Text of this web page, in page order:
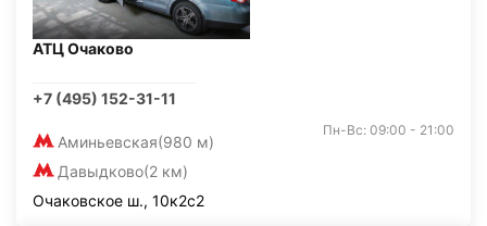
АТЦ Очаково
+7 (495) 152-31-11
Аминьевская(980 м)
Давыдково(2 км)
Пн-Вс: 09:00 - 21:00
Очаковское ш., 10к2с2